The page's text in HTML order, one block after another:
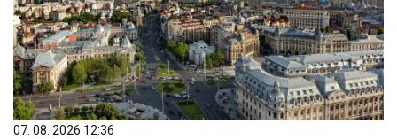
07. 08. 2026 12:36